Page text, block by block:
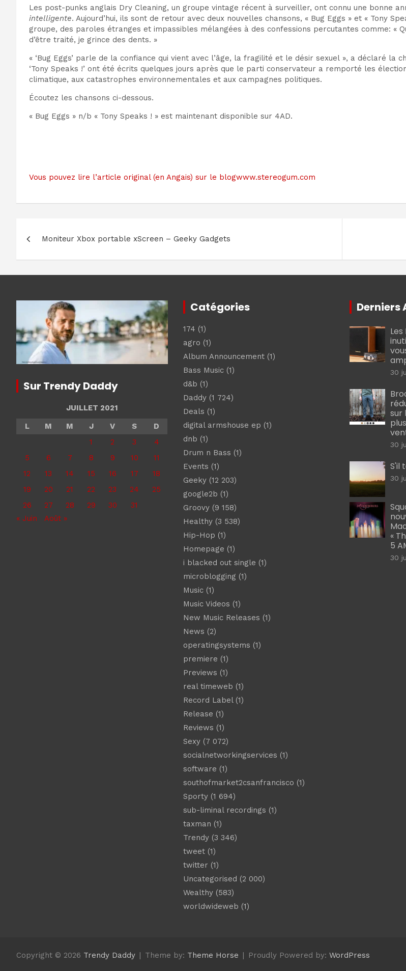
Les post-punks anglais Dry Cleaning, un groupe vintage récent à surveiller, ont connu une bonne
intelligente. Aujourd’hui, ils sont de retour avec deux nouvelles chansons, « Bug Eggs » et « Tony
groupe, des paroles étranges et impassibles mélangées à des confessions percutantes comme: «
d’être traité, je grince des dents. »
« ‘Bug Eggs’ parle de la confiance qui vient avec l’âge, la fragilité et le désir sexuel », a déclaré la
‘Tony Speaks !’ ont été écrits quelques jours après que le parti conservateur a remporté les
climatique, aux catastrophes environnementales et aux campagnes politiques.
Écoutez les chansons ci-dessous.
« Bug Eggs » n/b « Tony Speaks ! » est maintenant disponible sur 4AD.
Vous pouvez lire l’article original (en Angais) sur le blogwww.stereogum.com
de
l’article
Moniteur Xbox portable xScreen – Geeky Gadgets
Sur Trendy Daddy
JUILLET 2021
L
M M J V S
D
1
2 3
4
5
6 7 8 9 10
11
12
13 14 15 16 17
18
19
20 21 22 23 24
25
26
27 28 29 30
31
« Juin
Août »
Catégories
174 (1)
agro (1)
Album Announcement(1)
Bass Music(1)
d&b (1)
Daddy(1 724)
Deals (1)
digital armshouse ep (1)
dnb (1)
Drum n Bass (1)
Events (1)
Geeky(12 203)
google2b (1)
Groovy(9 158)
Healthy(3 538)
Hip-Hop (1)
Homepage (1)
i blacked out single (1)
microblogging (1)
Music(1)
Music Videos (1)
New Music Releases (1)
News (2)
operatingsystems (1)
premiere (1)
Previews (1)
real timeweb (1)
Record Label(1)
Release (1)
Reviews (1)
Sexy(7 072)
socialnetworkingservices (1)
software (1)
southofmarket2csanfrancisco (1)
Sporty(1 694)
sub-liminal recordings (1)
taxman (1)
Trendy(3 346)
tweet(1)
twitter (1)
Uncategorised (2 000)
Wealthy(583)
worldwideweb (1)
Derniers
30
sur
30
S'il
30
«
5
30
Copyright © 2026 Trendy Daddy Theme by: Theme Horse Proudly Powered by: WordPress